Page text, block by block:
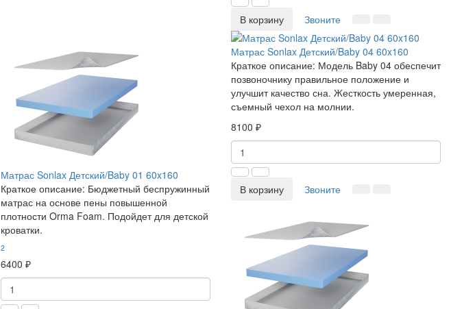
В корзину Звоните
Матрас Sonlax Детский/Baby 01 60x160
Краткое описание: Бюджетный беспружинный
матрас на основе пены повышенной
плотности Orma Foam. Подойдет для детской
кроватки.
2
6400 ₽
Матрас Sonlax Детский/Baby 04 60x160
Краткое описание: Модель Baby 04 обеспечит
позвоночнику правильное положение и
улучшит качество сна. Жесткость умеренная,
съемный чехол на молнии.
8100 ₽
В корзину Звоните